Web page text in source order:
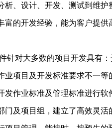
析、设计、开发、测试到维护
富的开发经验，能为客户提
针对大多数的项目开发具有
业项目及开发标准要求不一等
发作业标准及管理标准进行软
门及项目组，建立了高效灵